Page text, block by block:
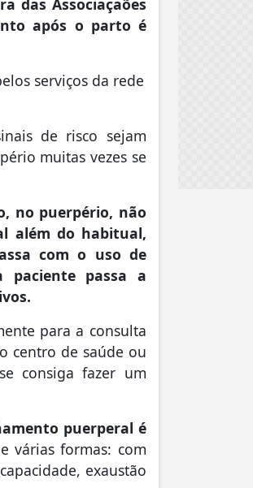
após o parto é
serviços da rede
de risco sejam
muitas vezes se
no puerpério, não
além do habitual,
com o uso de
paciente passa a
para a consulta
centro de saúde ou
consiga fazer um
puerperal é
várias formas: com
exaustão